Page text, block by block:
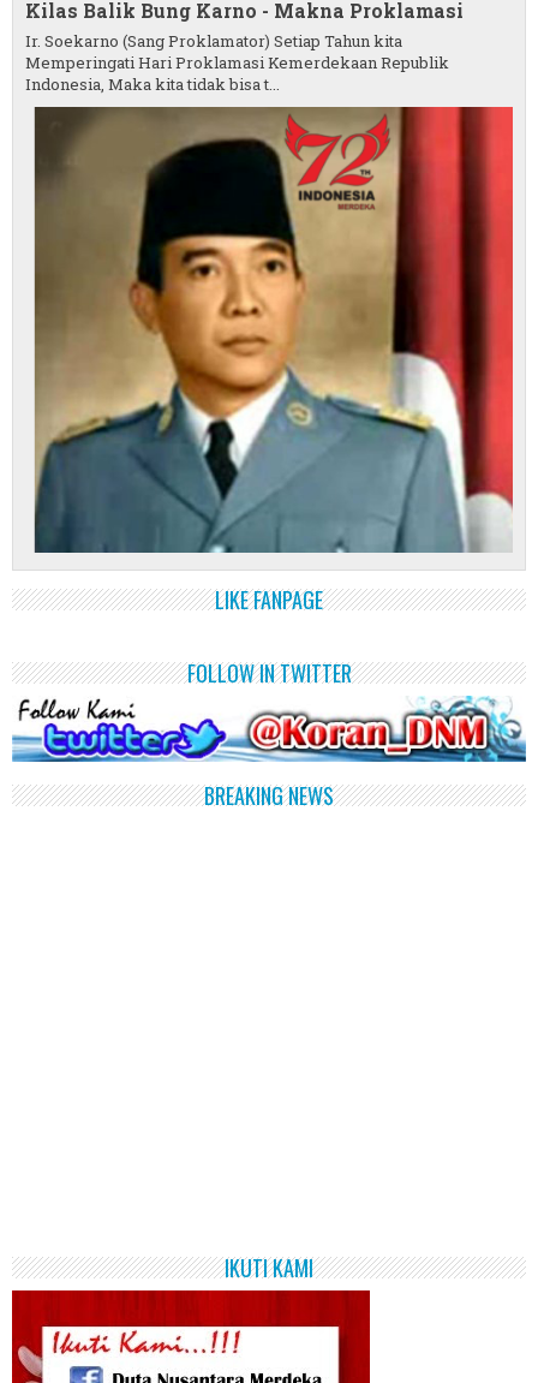
Kilas Balik Bung Karno - Makna Proklamasi
Ir. Soekarno (Sang Proklamator) Setiap Tahun kita
Memperingati Hari Proklamasi Kemerdekaan Republik
Indonesia, Maka kita tidak bisa t...
LIKE FANPAGE
FOLLOW IN TWITTER
BREAKING NEWS
IKUTI KAMI